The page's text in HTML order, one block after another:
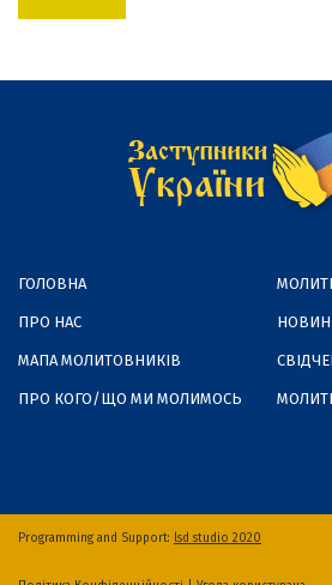
ГОЛОВНА
ПРО НАС
МАПА МОЛИТОВНИКІВ
ПРО КОГО/ЩО МИ МОЛИМОСЬ
Programming and Support: lsd studio 2020